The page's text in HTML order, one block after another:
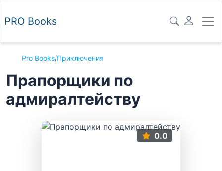
PRO Books
Pro Books/Приключения
Прапорщики по
адмиралтейству
0.0